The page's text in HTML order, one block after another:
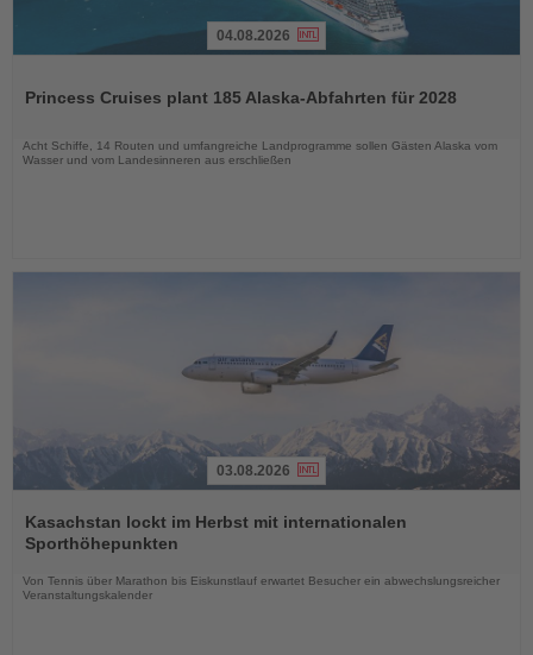
die
04.08.2026
Princess Cruises plant 185 Alaska-Abfahrten für 2028
Acht Schiffe, 14 Routen und umfangreiche Landprogramme sollen Gästen Alaska vom
Wasser und vom Landesinneren aus erschließen
Sie
die
Nachrichten
03.08.2026
Kasachstan lockt im Herbst mit internationalen
Sporthöhepunkten
Von Tennis über Marathon bis Eiskunstlauf erwartet Besucher ein abwechslungsreicher
Veranstaltungskalender